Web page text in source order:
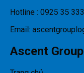
Hotline : 0925 35
Email:
Ascent Group